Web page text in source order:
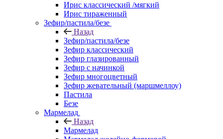
Ирис классический /мягкий
Ирис тираженный
Зефир/пастила/безе
Назад
Зефир/пастила/безе
Зефир классический
Зефир глазированный
Зефир с начинкой
Зефир многоцветный
Зефир жевательный (маршмеллоу)
Пастила
Безе
Мармелад
Назад
Мармелад